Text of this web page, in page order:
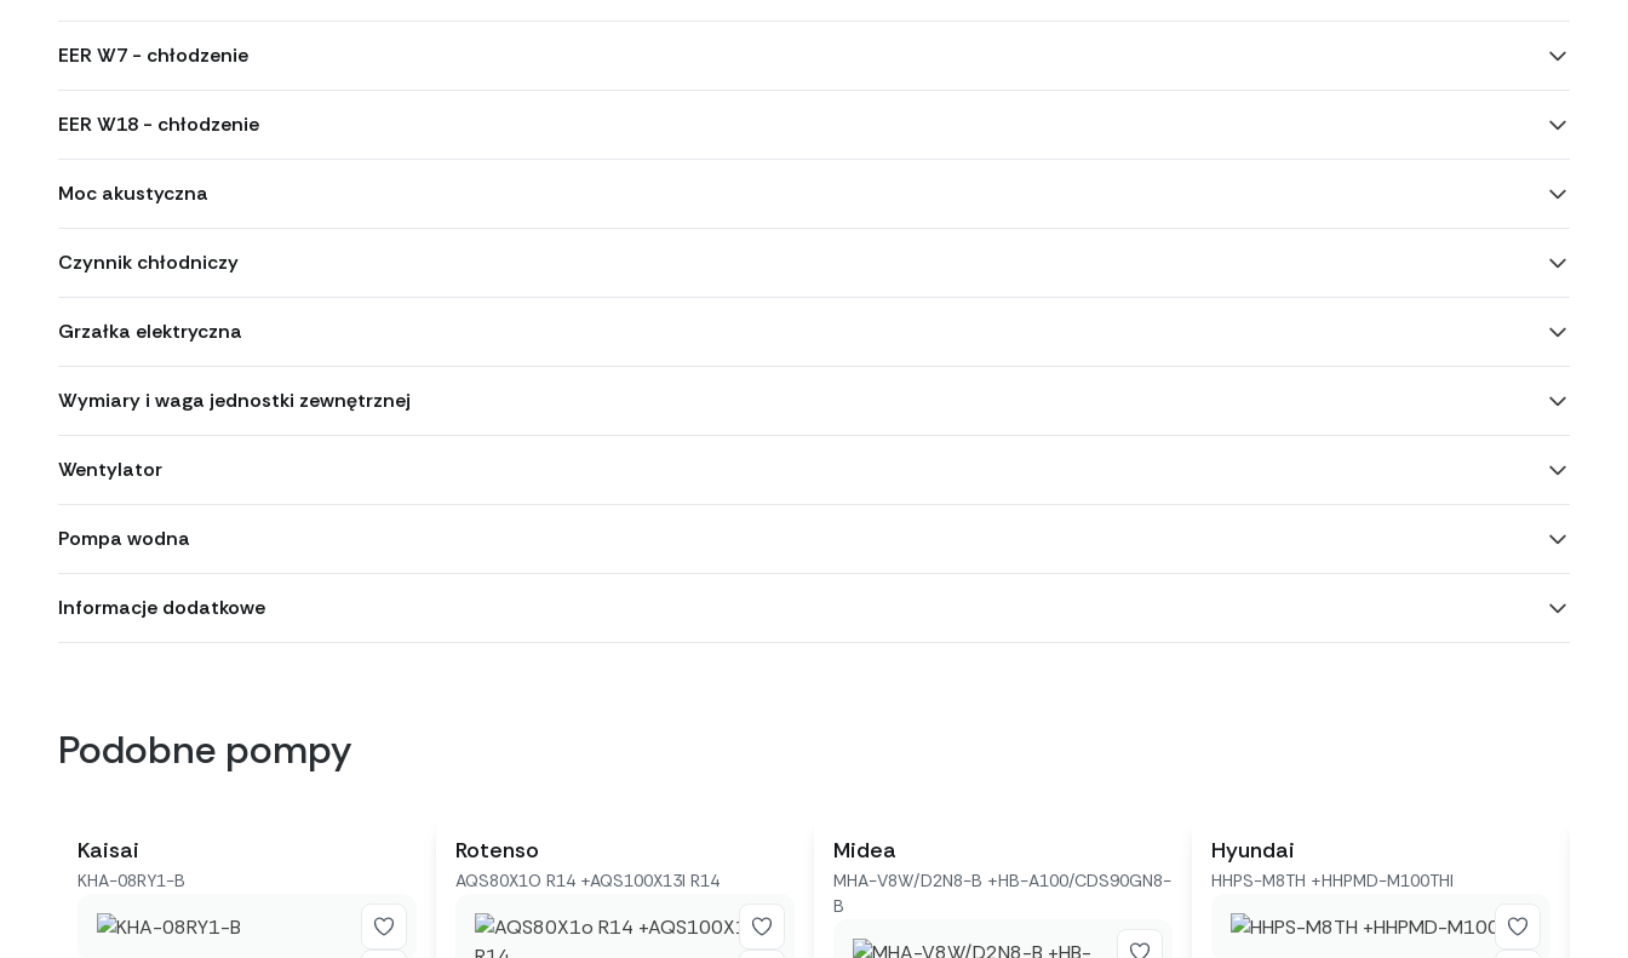
EER W7 - chłodzenie
EER W18 - chłodzenie
Moc akustyczna
Czynnik chłodniczy
Grzałka elektryczna
Wymiary i waga jednostki zewnętrznej
Wentylator
Pompa wodna
Informacje dodatkowe
Podobne pompy
Kaisai
KHA-08RY1-B
Rotenso
AQS80X1O R14 +AQS100X13I R14
Midea
MHA-V8W/D2N8-B +HB-A100/CDS90GN8-
B
Hyundai
HHPS-M8TH +HHPMD-M100THI